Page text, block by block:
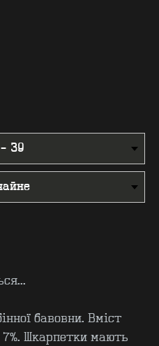
бавовни. Вміст
Шкарпетки мають